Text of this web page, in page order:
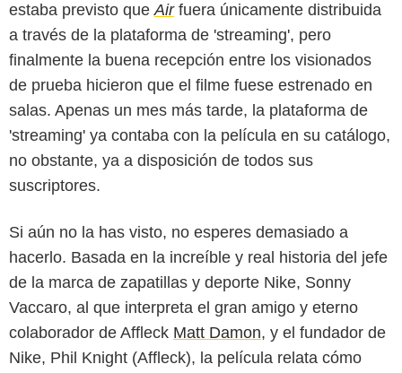
estaba previsto queAir fuera únicamente distribuida
a través de la plataforma de 'streaming', pero
finalmente la buena recepción entre los visionados
de prueba hicieron que el filme fuese estrenado en
salas. Apenas un mes más tarde, la plataforma de
'streaming' ya contaba con la película en su catálogo,
no obstante, ya a disposición de todos sus
suscriptores.
Si aún no la has visto, no esperes demasiado a
hacerlo. Basada en la increíble y real historia del jefe
de la marca de zapatillas y deporte Nike, Sonny
Vaccaro, al que interpreta el gran amigo y eterno
colaborador de Affleck Matt Damon, y el fundador de
Nike, Phil Knight (Affleck), la película relata cómo